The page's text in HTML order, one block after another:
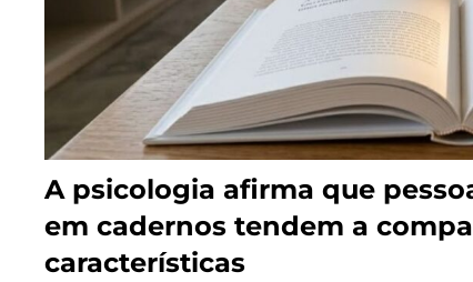
A psicologia afirma que
em cadernos tendem a
características